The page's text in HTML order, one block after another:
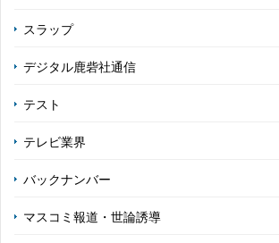
スラップ
デジタル鹿砦社通信
テスト
テレビ業界
バックナンバー
マスコミ報道・世論誘導